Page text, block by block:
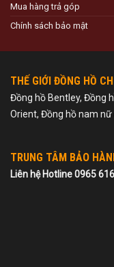
Mua hàng trả góp
Chính sách bảo mật
THẾ GIỚI ĐỒNG HỒ
Đồng hồ Bentley, Đồng
Orient, Đồng hồ nam nữ
TRUNG TÂM BẢO
Liên hệ Hotline 0965